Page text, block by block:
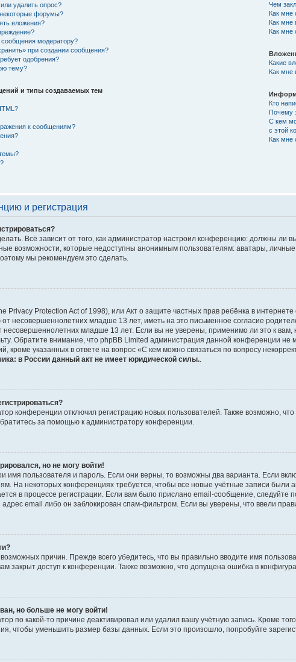
удалить опрос?
форумы?
вложения?
модератору?
при создании сообщения?
одобрения?
тему?
и типы создаваемых тем
к сообщениям?
Чем
Как мне
Как мне
Как мне
Какие
Как мне
Кто
Почему
С кем
с этой
Как мне
и регистрация
Всё зависит от того, как администратор настроил конференцию: должны
возможности, которые недоступны анонимным пользователям: аватары,
мы рекомендуем это сделать.
Privacy Protection Act of 1998), или Акт о защите частных прав ребёнка в
несовершеннолетних младше 13 лет, иметь на это письменное согласие
младше 13 лет. Если вы не уверены, применимо ли это к
Обратите внимание, что phpBB Limited администрация данной конференции
кроме указанных в ответе на вопрос «С кем можно связаться по вопросу
в России данный акт не имеет юридической силы..
конференции отключил регистрацию новых пользователей. Также возможно,
за помощью к администратору конференции.
но не могу войти!
имя пользователя и пароль. Если они верны, то возможны два варианта. Если
На некоторых конференциях требуется, чтобы все новые учётные записи были
в процессе регистрации. Если вам было прислано email-сообщение,
email либо он заблокирован спам-фильтром. Если вы уверены, что ввели
причин. Прежде всего убедитесь, что вы правильно вводите имя
закрыт доступ к конференции. Также возможно, что допущена ошибка в
но больше не могу войти!
по какой-то причине деактивировал или удалил вашу учётную запись. Кроме
чтобы уменьшить размер базы данных. Если это произошло, попробуйте